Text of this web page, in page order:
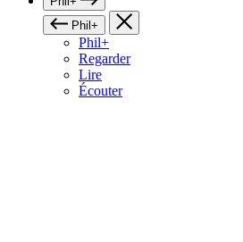
Phil+
Phil+
Regarder
Lire
Écouter